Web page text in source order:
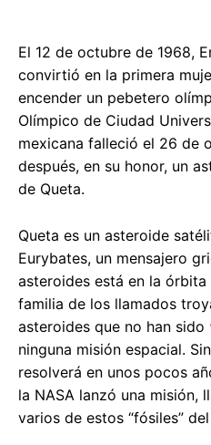
El 12 de octubre de 1968,
convirtió en la primera
encender un pebetero
Olímpico de Ciudad
mexicana falleció el 26 de
después, en su honor, un
de Queta.
Queta es un asteroide
Eurybates, un mensajero
asteroides está en la
familia de los llamados
asteroides que no han sido
ninguna misión espacial.
resolverá en unos pocos
la NASA lanzó una misión,
varios de estos “fósiles”